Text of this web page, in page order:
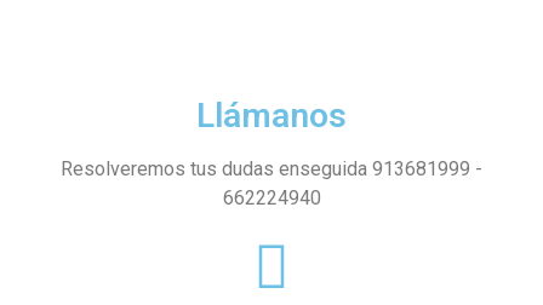
Llámanos
Resolveremos tus dudas enseguida 913681999 -
662224940